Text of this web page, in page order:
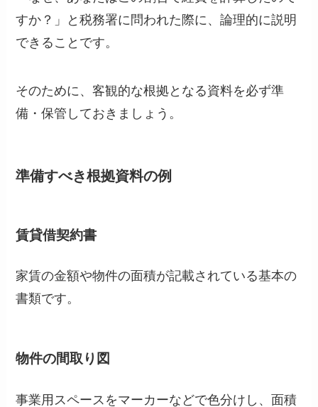
すか？」と税務署に問われた際に、論理的に説明
できることです。
そのために、客観的な根拠となる資料を必ず準
備・保管しておきましょう。
準備すべき根拠資料の例
賃貸借契約書
家賃の金額や物件の面積が記載されている基本の
書類です。
物件の間取り図
事業用スペースをマーカーなどで色分けし、面積